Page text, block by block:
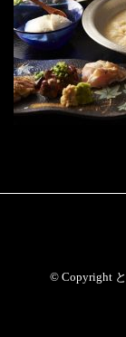
© Copyright